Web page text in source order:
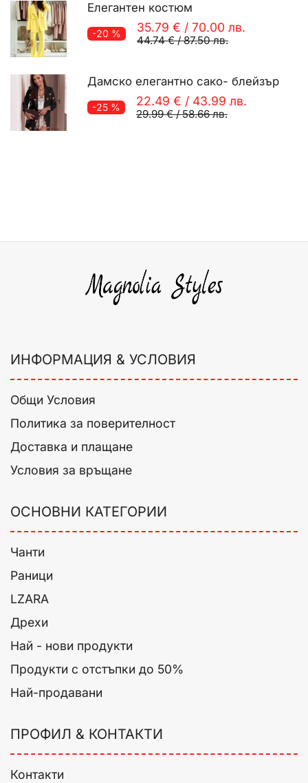
Елегантен костюм
-20 % 35.79 € / 70.00 лв.
44.74 €/87.50 лв.
Дамско елегантно сако- блейзър
-25 % 22.49 € / 43.99 лв.
29.99 €/58.66 лв.
ИНФОРМАЦИЯ & УСЛОВИЯ
Общи Условия
Политика за поверителност
Доставка и плащане
Условия за връщане
ОСНОВНИ КАТЕГОРИИ
Чанти
Раници
LZARA
Дрехи
Най - нови продукти
Продукти с отстъпки до 50%
Най-продавани
ПРОФИЛ & КОНТАКТИ
Контакти